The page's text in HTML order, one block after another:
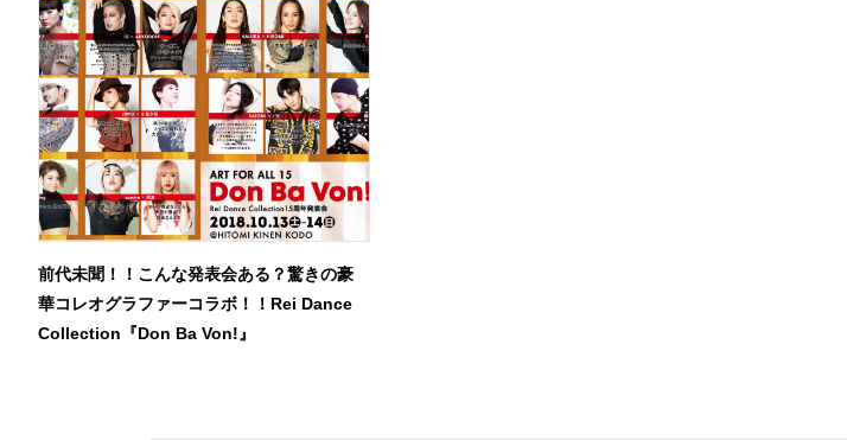
前代未聞！！こんな発表会ある？驚きの豪
華コレオグラファーコラボ！！Rei Dance
Collection『Don Ba Von!』